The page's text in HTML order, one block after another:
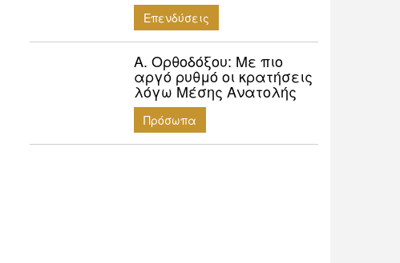
Επενδύσεις
Α. Ορθοδόξου: Mε πιο
αργό ρυθμό οι κρατήσεις
λόγω Μέσης Ανατολής
Πρόσωπα